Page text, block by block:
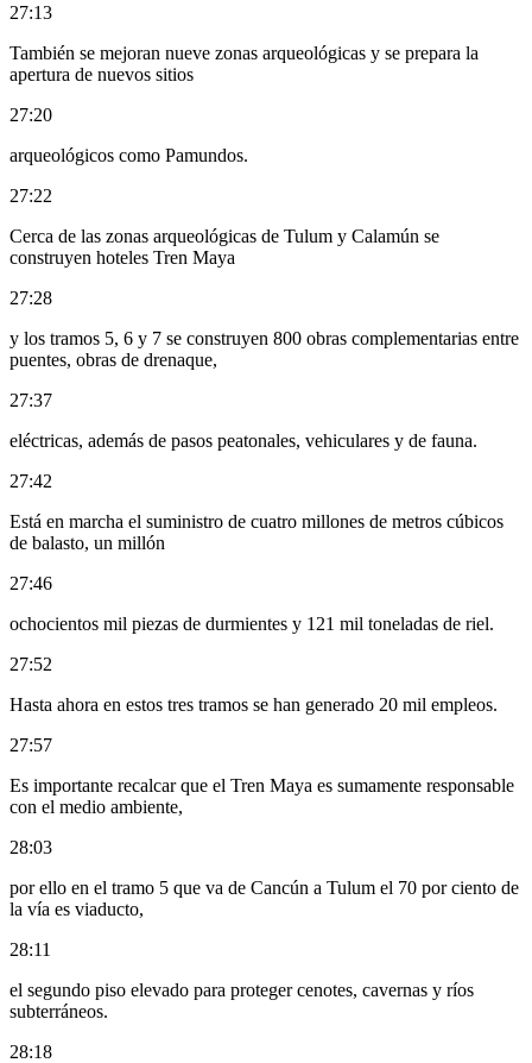
27:13
También se mejoran nueve zonas arqueológicas y se prepara la
apertura de nuevos sitios
27:20
arqueológicos como Pamundos.
27:22
Cerca de las zonas arqueológicas de Tulum y Calamún se
construyen hoteles Tren Maya
27:28
y los tramos 5, 6 y 7 se construyen 800 obras complementarias entre
puentes, obras de drenaque,
27:37
eléctricas, además de pasos peatonales, vehiculares y de fauna.
27:42
Está en marcha el suministro de cuatro millones de metros cúbicos
de balasto, un millón
27:46
ochocientos mil piezas de durmientes y 121 mil toneladas de riel.
27:52
Hasta ahora en estos tres tramos se han generado 20 mil empleos.
27:57
Es importante recalcar que el Tren Maya es sumamente responsable
con el medio ambiente,
28:03
por ello en el tramo 5 que va de Cancún a Tulum el 70 por ciento de
la vía es viaducto,
28:11
el segundo piso elevado para proteger cenotes, cavernas y ríos
subterráneos.
28:18